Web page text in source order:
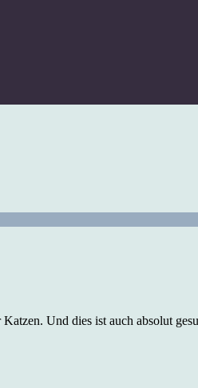
Und dies ist auch absolut